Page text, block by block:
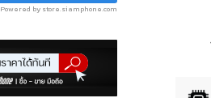
Powered by store.siamphone.com